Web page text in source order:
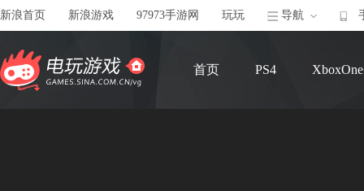
新浪首页 新浪游戏 97973手游网 玩玩 导航
首页 PS4 XboxOne